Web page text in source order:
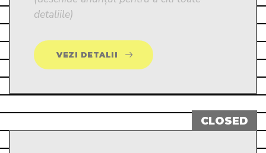
detaliile)
VEZI DETALII